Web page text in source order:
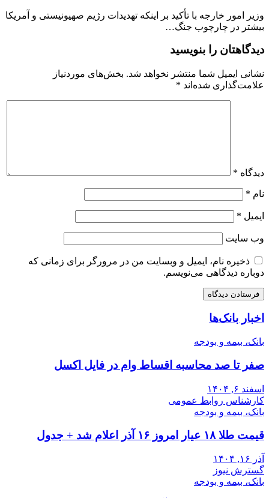
وزیر امور خارجه با تأکید بر اینکه تهدیدات رژیم صهیونیستی و آمریکا
بیشتر در چارچوب جنگ…
دیدگاهتان را بنویسید
نشانی ایمیل شما منتشر نخواهد شد. بخش‌های موردنیاز
علامت‌گذاری شده‌اند *
دیدگاه *
نام *
ایمیل *
وب‌ سایت
ذخیره نام، ایمیل و وبسایت من در مرورگر برای زمانی که
دوباره دیدگاهی می‌نویسم.
اخبار بانک‌ها
بانک، بیمه و بودجه
صفر تا صد محاسبه اقساط وام در فایل اکسل
اسفند ۶, ۱۴۰۴
کارشناس روابط عمومی
بانک، بیمه و بودجه
قیمت طلا ۱۸ عیار امروز ۱۶ آذر اعلام شد + جدول
آذر ۱۶, ۱۴۰۴
گسترش نیوز
بانک، بیمه و بودجه